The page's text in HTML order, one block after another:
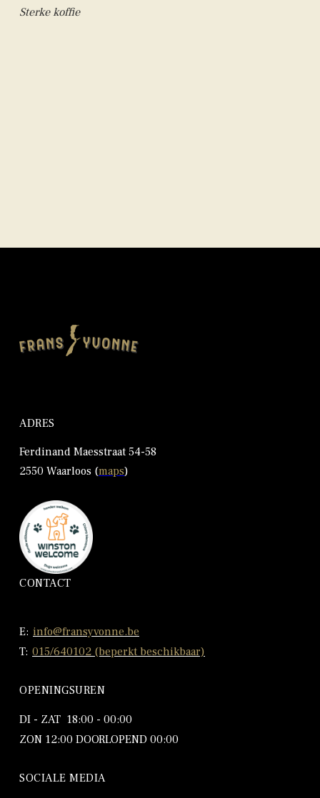
Sterke koffie
ADRES
Ferdinand Maesstraat 54-58
2550 Waarloos (maps)
CONTACT
E: info@fransyvonne.be
T: 015/640102 (beperkt beschikbaar)
OPENINGSUREN
DI - ZAT 18:00 - 00:00
ZON 12:00 DOORLOPEND 00:00
SOCIALE MEDIA